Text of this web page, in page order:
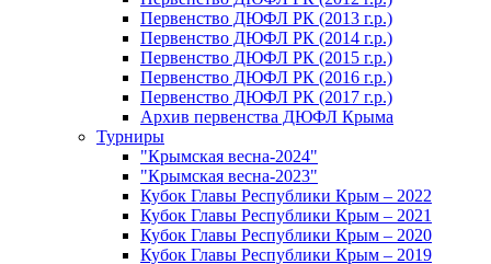
Первенство ДЮФЛ РК (2013 г.р.)
Первенство ДЮФЛ РК (2014 г.р.)
Первенство ДЮФЛ РК (2015 г.р.)
Первенство ДЮФЛ РК (2016 г.р.)
Первенство ДЮФЛ РК (2017 г.р.)
Архив первенства ДЮФЛ Крыма
Турниры
"Крымская весна-2024"
"Крымская весна-2023"
Кубок Главы Республики Крым – 2022
Кубок Главы Республики Крым – 2021
Кубок Главы Республики Крым – 2020
Кубок Главы Республики Крым – 2019